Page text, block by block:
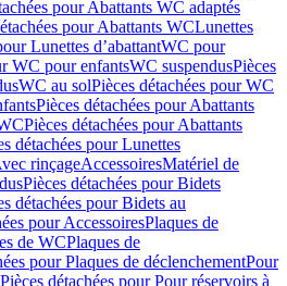
pour Abattants WC adaptés
pour Abattants WCLunettes
Lunettes d’abattantWC pour
WC pour enfantsWC suspendusPièces
WC au solPièces détachées pour WC
Pièces détachées pour Abattants
Pièces détachées pour Abattants
détachées pour Lunettes
rinçageAccessoiresMatériel de
Pièces détachées pour Bidets
détachées pour Bidets au
pour AccessoiresPlaques de
de WCPlaques de
pour Plaques de déclenchementPour
Pièces détachées pour Pour réservoirs à